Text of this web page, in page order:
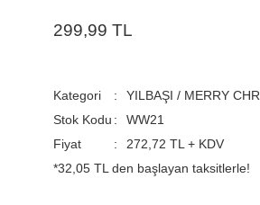
299,99 TL
Kategori
YILBAŞI / MERRY
Stok Kodu
WW21
Fiyat
272,72 TL + KDV
*32,05 TL den başlayan taksitlerle!